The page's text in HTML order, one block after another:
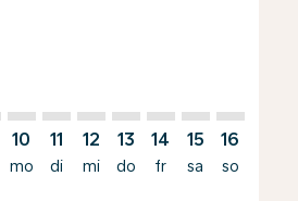
10
mo
11
di
12
mi
13
do
14
fr
15
sa
16
so